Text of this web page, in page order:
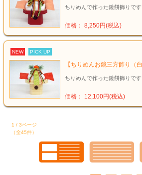
ちりめんで作った鏡餅飾りです
価格： 8,250円(税込)
NEW PICK UP
【ちりめんお鏡三方飾り（
ちりめんで作った鏡餅飾りです
価格： 12,100円(税込)
1 / 3ページ
（全45件）